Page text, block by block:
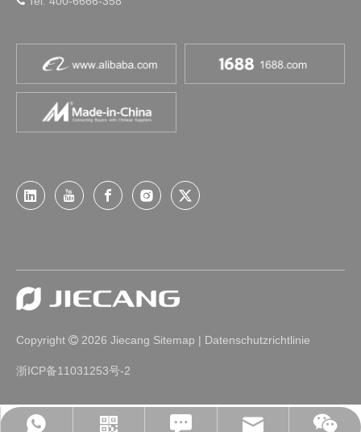
WhatsApp
Linkedin
Leave Us A Message
jc35@jiecang.com
WeChat
Copyright  2026 Jiecang Sitemap | Datenschutzrichtlinie
浙ICP备11031253号-2